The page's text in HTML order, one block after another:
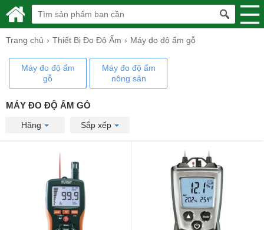
Trang chủ Thiết Bị Đo Độ Ẩm Máy đo độ ẩm gỗ
Máy đo độ ẩm
gỗ
Máy đo độ ẩm
nông sản
MÁY ĐO ĐỘ ẨM GỖ
Hãng Sắp xếp